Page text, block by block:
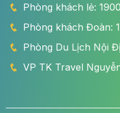
Phòng khách lẻ:
Phòng khách Đoàn:
Phòng Du Lịch Nội
VP TK Travel